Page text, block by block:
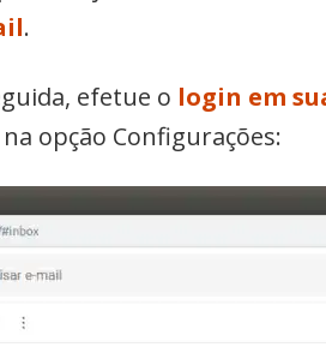
.
efetue o login em
opção Configurações: